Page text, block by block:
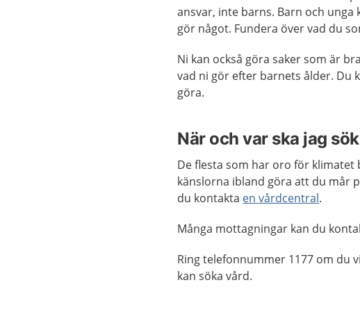
ansvar, inte barns. Barn och
gör något. Fundera över vad du
Ni kan också göra saker som är
vad ni gör efter barnets ålder. Du
göra.
När och var ska jag
De flesta som har oro för klimatet
känslorna ibland göra att du mår
du kontakta en vårdcentral.
Många mottagningar kan du
Ring telefonnummer 1177 om du
kan söka vård.